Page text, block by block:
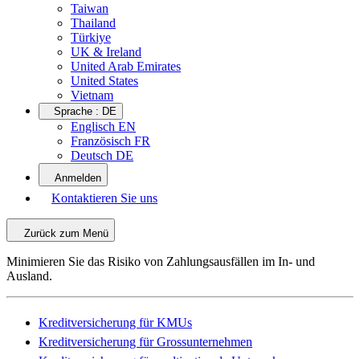
Taiwan
Thailand
Türkiye
UK & Ireland
United Arab Emirates
United States
Vietnam
Sprache : DE
Englisch EN
Französisch FR
Deutsch DE
Anmelden
Kontaktieren Sie uns
Zurück zum Menü
Minimieren Sie das Risiko von Zahlungsausfällen im In- und
Ausland.
Kreditversicherung für KMUs
Kreditversicherung für Grossunternehmen